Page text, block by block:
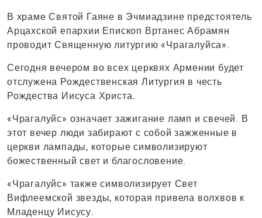
В храме Святой Гаяне в Эчмиадзине предстоятель
Арцахской епархии Епископ Вртанес Абрамян
проводит Священную литургию «Чрагалуйса».
Сегодня вечером во всех церквях Армении будет
отслужена Рождественская Литургия в честь
Рождества Иисуса Христа.
«Чрагалуйс» означает зажигание ламп и свечей. В
этот вечер люди забирают с собой зажженные в
церкви лампады, которые символизируют
божественный свет и благословение.
«Чрагалуйс» также символизирует Свет
Вифлеемской звезды, которая привела волхвов к
Младенцу Иисусу.